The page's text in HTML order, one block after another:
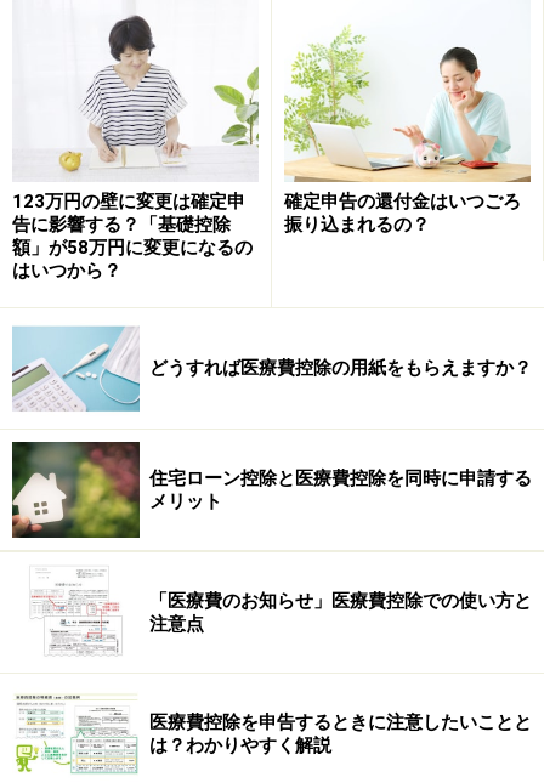
■医療費控除の対象になるもの
・病院、歯科の治療費、薬代
・薬局で買った市販の風邪薬
・入院の部屋代、食事の費用
・妊娠中の定期健診、検査費用
・出産の入院費
・病院までの電車やバスの交通費
・子どもの歯科矯正
・レーシック
・人間ドックなどの健康診断費用（病気が発見された場
合）
・在宅で介護保険をつかった時の介護費用
※特別養護老人ホーム、地域密着型介護老人福祉施設は
利用したサービス料の2分の1が対象。
※介護老人保健施設、指定介護療養型医療施設、介護医
療院は、施設サービスの対価（介護費、食費および居住
費）に係る自己負担額として支払った金額。
・医師が認めたおむつ代
・PCR検査代（陽性だったもの）
■医療費控除の対象にならないもの
・人間ドックなどの健康診断費用（病気が発見されない
123万円の壁に変更は確定申
告に影響する？「基礎控除
額」が58万円に変更になるの
はいつから？
確定申告の還付金はいつごろ
振り込まれるの？
どうすれば医療費控除の用紙をもらえますか？
住宅ローン控除と医療費控除を同時に申請する
メリット
「医療費のお知らせ」医療費控除での使い方と
注意点
医療費控除を申告するときに注意したいことと
は？わかりやすく解説